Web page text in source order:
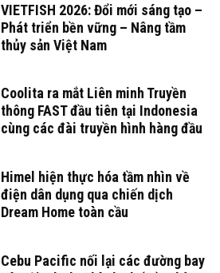
VIETFISH 2026: Đổi mới sáng tạo –
Phát triển bền vững – Nâng tầm
thủy sản Việt Nam
Coolita ra mắt Liên minh Truyền
thông FAST đầu tiên tại Indonesia
cùng các đài truyền hình hàng đầu
Himel hiện thực hóa tầm nhìn về
điện dân dụng qua chiến dịch
Dream Home toàn cầu
Cebu Pacific nối lại các đường bay